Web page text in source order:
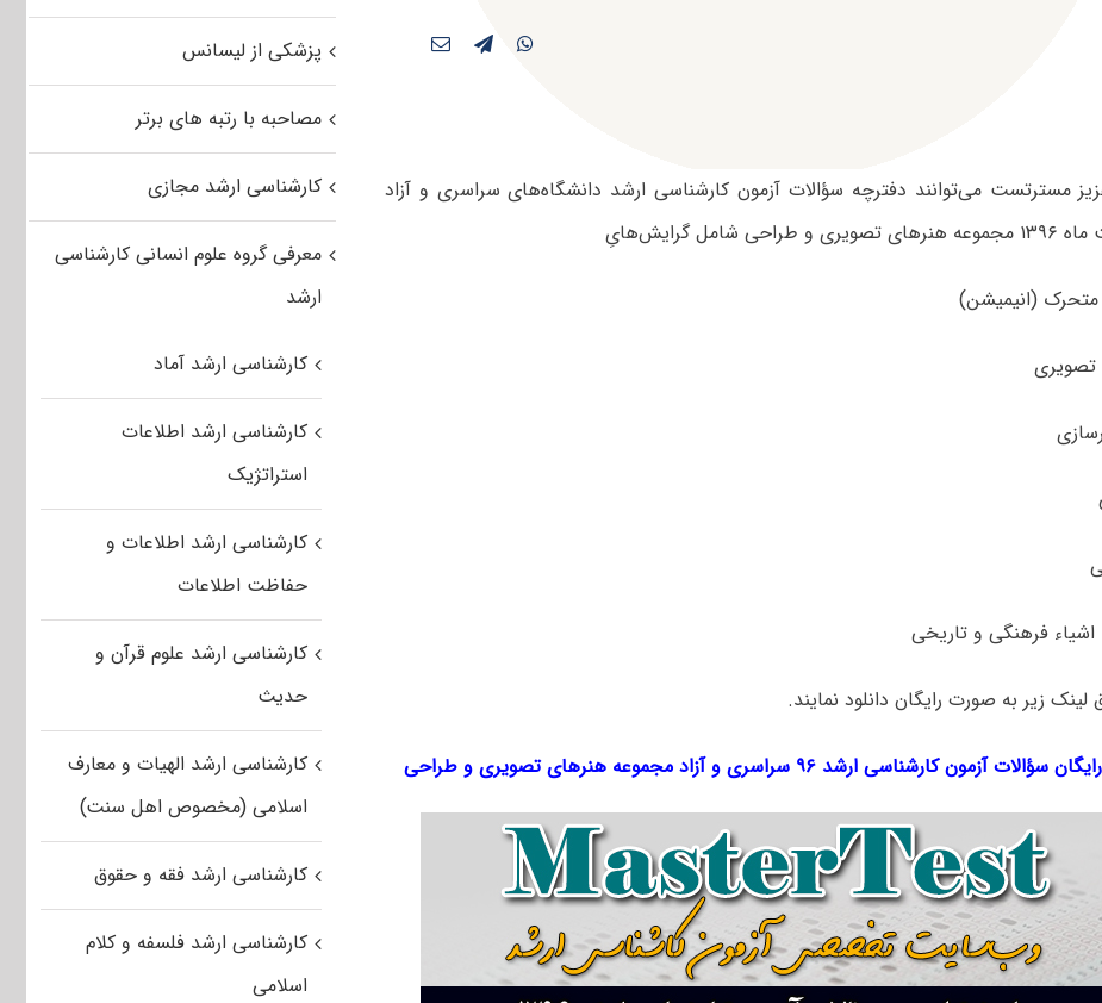
مسترتست می‌توانند دفترچه سؤالات آزمون کارشناسی ارشد دانشگاه‌های سراسری و آزاد
شامل گرایش‌هایِ
لینک‌ زیر به صورت رایگان دانلود نمایند.
سؤالات آزمون کارشناسی ارشد ۹۶ سراسری و آزاد مجموعه هنرهای تصویری و طراحی
پزشکی از لیسانس
مصاحبه با رتبه های برتر
کارشناسی ارشد مجازی
معرفی گروه علوم انسانی کارشناسی
ارشد
کارشناسی ارشد آماد
کارشناسی ارشد اطلاعات
استراتژیک
کارشناسی ارشد اطلاعات و
حفاظت اطلاعات
کارشناسی ارشد علوم قرآن و
حدیث
کارشناسی ارشد الهیات و معارف
اسلامی (مخصوص اهل سنت)
کارشناسی ارشد فقه و حقوق
کارشناسی ارشد فلسفه و کلام
اسلامی